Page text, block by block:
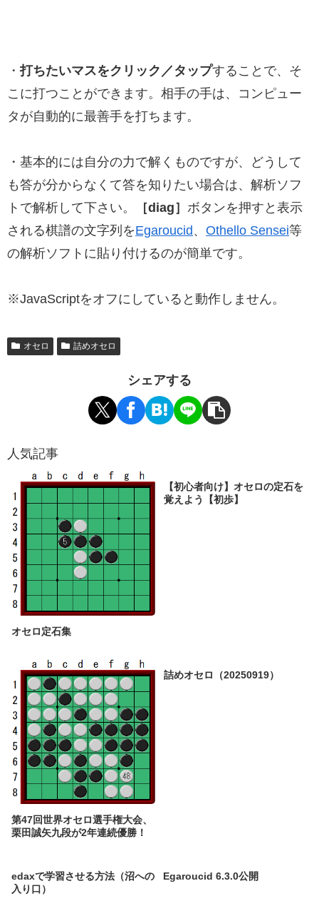
・打ちたいマスをクリック／タップすることで、そ
こに打つことができます。相手の手は、コンピュー
タが自動的に最善手を打ちます。
・基本的には自分の力で解くものですが、どうして
も答が分からなくて答を知りたい場合は、解析ソフ
トで解析して下さい。
［diag］ ボタンを押すと表示
される棋譜の文字列をEgaroucid、 Othello Sensei等
の解析ソフトに貼り付けるのが簡単です。
※JavaScriptをオフにしていると動作しません。
オセロ 詰めオセロ
シェアする
人気記事
オセロ定石集
【初心者向け】オセロの定石を
覚えよう【初歩】
第47回世界オセロ選手権大会、
栗田誠矢九段が2年連続優勝！
詰めオセロ（20250919）
edaxで学習させる方法（沼への
入り口）
Egaroucid 6.3.0公開